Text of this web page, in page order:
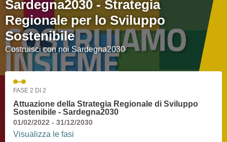
Sardegna2030 - Strategia
Regionale per lo Sviluppo
Sostenibile
Costruisci con noi Sardegna2030
FASE 2 DI 2
Attuazione della Strategia Regionale di Sviluppo
Sostenibile - Sardegna2030
01/02/2022 - 31/12/2030
Visualizza le fasi